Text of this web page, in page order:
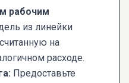
рабочим
из линейки
на
расходе.
Предоставьте